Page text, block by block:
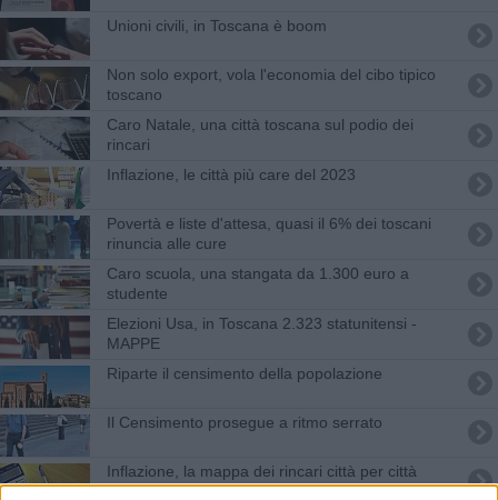
Unioni civili, in Toscana è boom
Non solo export, vola l'economia del cibo tipico
toscano
Caro Natale, una città toscana sul podio dei
rincari
Inflazione, le città più care del 2023
Povertà e liste d'attesa, quasi il 6% dei toscani
rinuncia alle cure
Caro scuola, una stangata da 1.300 euro a
studente
Elezioni Usa, in Toscana 2.323 statunitensi -
MAPPE
Riparte il censimento della popolazione
Il Censimento prosegue a ritmo serrato
Inflazione, la mappa dei rincari città per città